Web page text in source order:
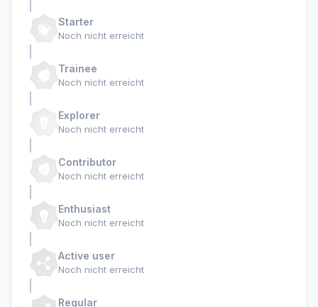
Starter
Noch nicht erreicht
Trainee
Noch nicht erreicht
Explorer
Noch nicht erreicht
Contributor
Noch nicht erreicht
Enthusiast
Noch nicht erreicht
Active user
Noch nicht erreicht
Regular